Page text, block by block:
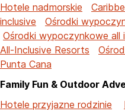
Hotele nadmorskie
inclusive
Ośrodki
Ośrodki wypoczynkowe all
All-Inclusive Resorts
Punta Cana
Family Fun & Outdoor
Hotele przyjazne rodzinie